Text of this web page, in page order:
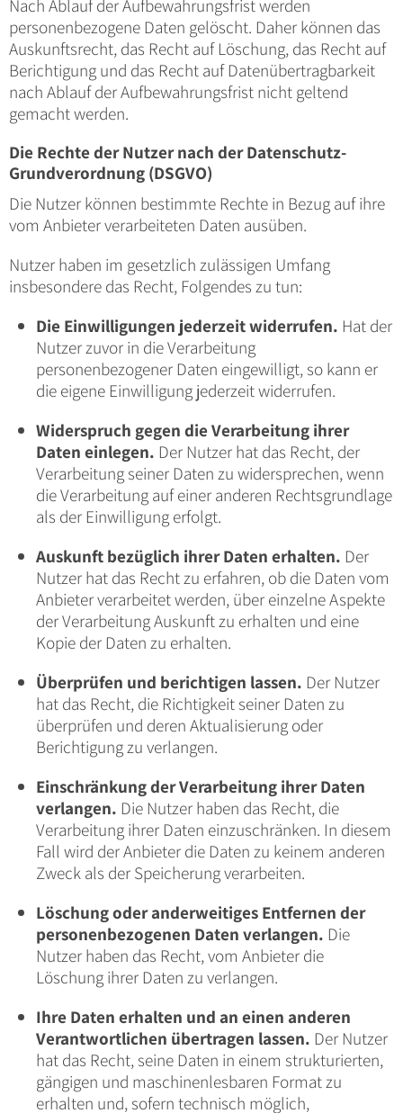
Nach Ablauf der Aufbewahrungsfrist werden
personenbezogene Daten gelöscht. Daher können das
Auskunftsrecht, das Recht auf Löschung, das Recht auf
Berichtigung und das Recht auf Datenübertragbarkeit
nach Ablauf der Aufbewahrungsfrist nicht geltend
gemacht werden.
Die Rechte der Nutzer nach der Datenschutz-
Grundverordnung (DSGVO)
Die Nutzer können bestimmte Rechte in Bezug auf ihre
vom Anbieter verarbeiteten Daten ausüben.
Nutzer haben im gesetzlich zulässigen Umfang
insbesondere das Recht, Folgendes zu tun:
Die Einwilligungen jederzeit widerrufen. Hat der
Nutzer zuvor in die Verarbeitung
personenbezogener Daten eingewilligt, so kann er
die eigene Einwilligung jederzeit widerrufen.
Widerspruch gegen die Verarbeitung ihrer
Daten einlegen. Der Nutzer hat das Recht, der
Verarbeitung seiner Daten zu widersprechen, wenn
die Verarbeitung auf einer anderen Rechtsgrundlage
als der Einwilligung erfolgt.
Auskunft bezüglich ihrer Daten erhalten. Der
Nutzer hat das Recht zu erfahren, ob die Daten vom
Anbieter verarbeitet werden, über einzelne Aspekte
der Verarbeitung Auskunft zu erhalten und eine
Kopie der Daten zu erhalten.
Überprüfen und berichtigen lassen. Der Nutzer
hat das Recht, die Richtigkeit seiner Daten zu
überprüfen und deren Aktualisierung oder
Berichtigung zu verlangen.
Einschränkung der Verarbeitung ihrer Daten
verlangen. Die Nutzer haben das Recht, die
Verarbeitung ihrer Daten einzuschränken. In diesem
Fall wird der Anbieter die Daten zu keinem anderen
Zweck als der Speicherung verarbeiten.
Löschung oder anderweitiges Entfernen der
personenbezogenen Daten verlangen. Die
Nutzer haben das Recht, vom Anbieter die
Löschung ihrer Daten zu verlangen.
Ihre Daten erhalten und an einen anderen
Verantwortlichen übertragen lassen. Der Nutzer
hat das Recht, seine Daten in einem strukturierten,
gängigen und maschinenlesbaren Format zu
erhalten und, sofern technisch möglich,